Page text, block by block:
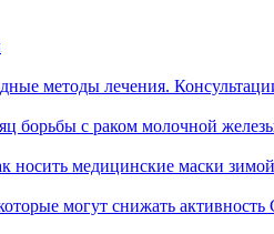
методы лечения.
борьбы с раком молочной
носить медицинские маски зимой
могут снижать